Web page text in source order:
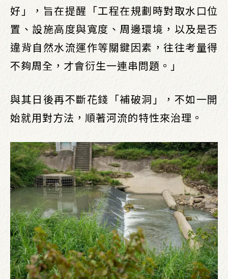
好」，旨在提醒「工程在規劃時對取水口位
置、設施高度與寬度、周邊環境，以及是否
違背自然水流運作等關鍵因素，往往考量得
不夠周全，才會衍生一連串問題。」
與其日後再不斷花錢「補破洞」，不如一開
始就用對方法，順著河流的特性來治理。